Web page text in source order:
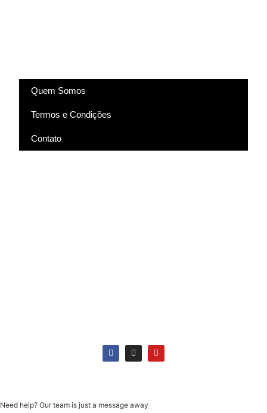
Quem Somos
Termos e Condições
Contato
Need help? Our team is just a message away